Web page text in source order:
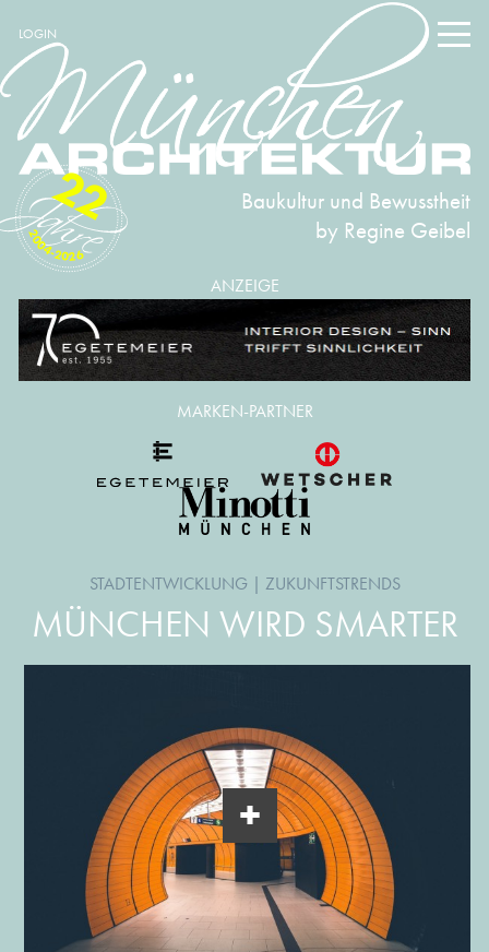
LOGIN
Baukultur und Bewusstheit
by Regine Geibel
2004-2026
22
ANZEIGE
STADTENTWICKLUNG | ZUKUNFTSTRENDS
MÜNCHEN WIRD SMARTER